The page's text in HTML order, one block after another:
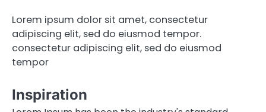
Lorem ipsum dolor sit amet, consectetur
adipiscing elit, sed do eiusmod tempor.
consectetur adipiscing elit, sed do eiusmod
tempor
Inspiration